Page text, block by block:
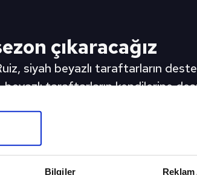
Bilgiler Reklam
çıkaracağız
siyah beyazlı taraftarların
beyazlı taraftarların kendilerine
bu çünkü. Sahada arkamızda
İhtiyacımız olan esas güç
iyi bir sezon çıkaracağız."